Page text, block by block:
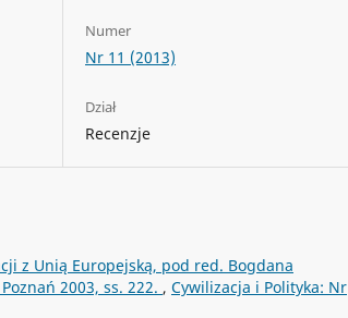
Numer
Nr 11 (2013)
Dział
Recenzje
z Unią Europejską, pod red. Bogdana
2003, ss. 222. , Cywilizacja i Polityka: Nr